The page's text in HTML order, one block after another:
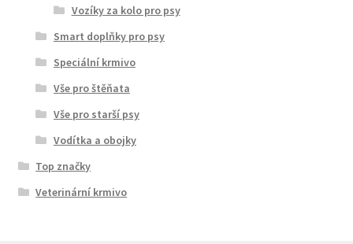
Vozíky za kolo pro psy
Smart doplňky pro psy
Speciální krmivo
Vše pro štěňata
Vše pro starší psy
Vodítka a obojky
Top značky
Veterinární krmivo